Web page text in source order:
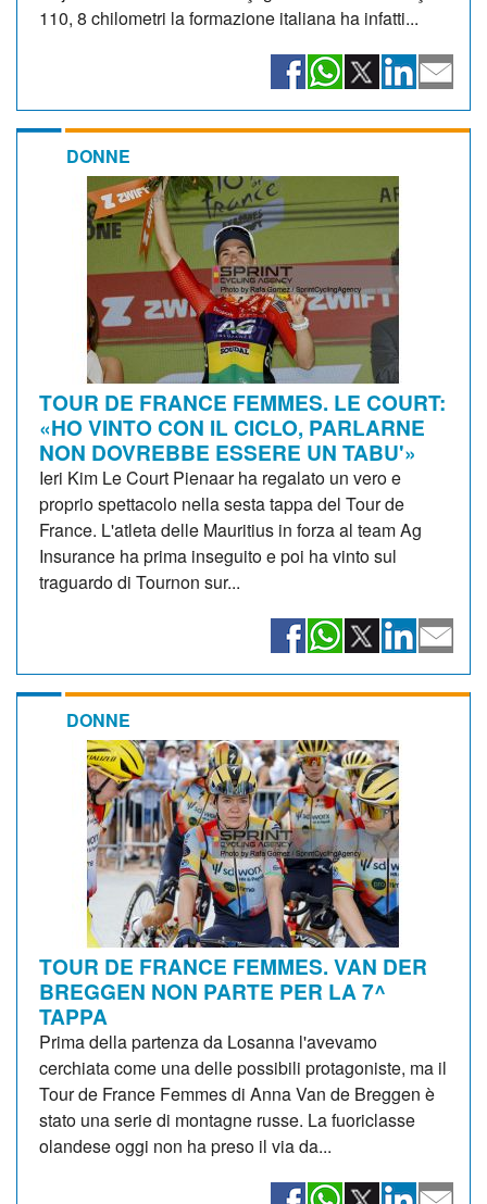
110, 8 chilometri la formazione italiana ha infatti...
DONNE
TOUR DE FRANCE FEMMES. LE COURT:
«HO VINTO CON IL CICLO, PARLARNE
NON DOVREBBE ESSERE UN TABU'»
Ieri Kim Le Court Pienaar ha regalato un vero e
proprio spettacolo nella sesta tappa del Tour de
France. L'atleta delle Mauritius in forza al team Ag
Insurance ha prima inseguito e poi ha vinto sul
traguardo di Tournon sur...
DONNE
TOUR DE FRANCE FEMMES. VAN DER
BREGGEN NON PARTE PER LA 7^
TAPPA
Prima della partenza da Losanna l'avevamo
cerchiata come una delle possibili protagoniste, ma il
Tour de France Femmes di Anna Van de Breggen è
stato una serie di montagne russe. La fuoriclasse
olandese oggi non ha preso il via da...